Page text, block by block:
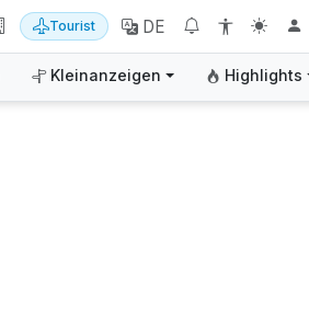
Tourist DE
Kleinanzeigen Highlights